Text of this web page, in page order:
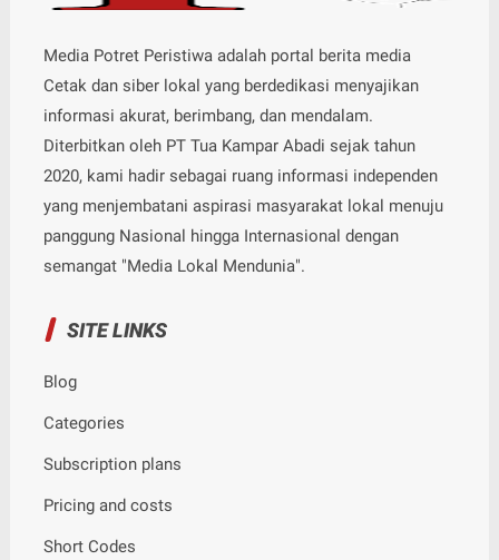
Media Potret Peristiwa adalah portal berita media
Cetak dan siber lokal yang berdedikasi menyajikan
informasi akurat, berimbang, dan mendalam.
Diterbitkan oleh PT Tua Kampar Abadi sejak tahun
2020, kami hadir sebagai ruang informasi independen
yang menjembatani aspirasi masyarakat lokal menuju
panggung Nasional hingga Internasional dengan
semangat "Media Lokal Mendunia".
SITE LINKS
Blog
Categories
Subscription plans
Pricing and costs
Short Codes